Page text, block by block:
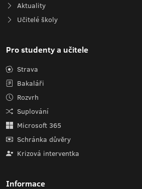
Aktuality
Učitelé školy
Pro studenty a učitele
Strava
Bakaláři
Rozvrh
Suplování
Microsoft 365
Schránka důvěry
Krizová interventka
Informace